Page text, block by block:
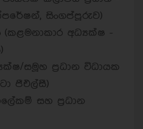
සිංගප්පූරුව)
(කළමනාකාර අධ්‍යක්ෂ -
සමූහ ප්‍රධාන විධායක
පීඑල්සී)
සහ ප්‍රධාන